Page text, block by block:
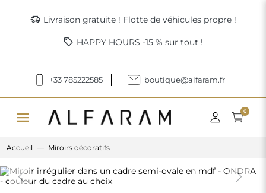
delivery_truck_speed Livraison gratuite ! Flotte de véhicules propre !
sell HAPPY HOURS -15 % sur tout !
+33 785222585 boutique@alfaram.fr
menu 0
Accueil Miroirs décoratifs
Previous Next